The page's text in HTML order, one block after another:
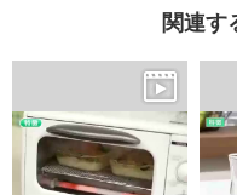
関連す